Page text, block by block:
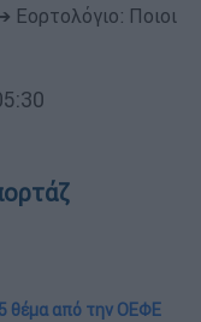
Εορτολόγιο: Ποιοι
θέμα από την ΟΕΦΕ